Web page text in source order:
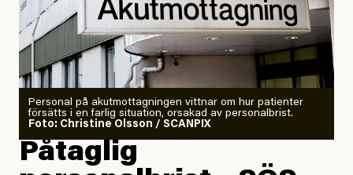
Personal på akutmottagningen vittnar om hur patienter
försätts i en farlig situation, orsakad av personalbrist.
Foto: Christine Olsson / SCANPIX
Påtaglig